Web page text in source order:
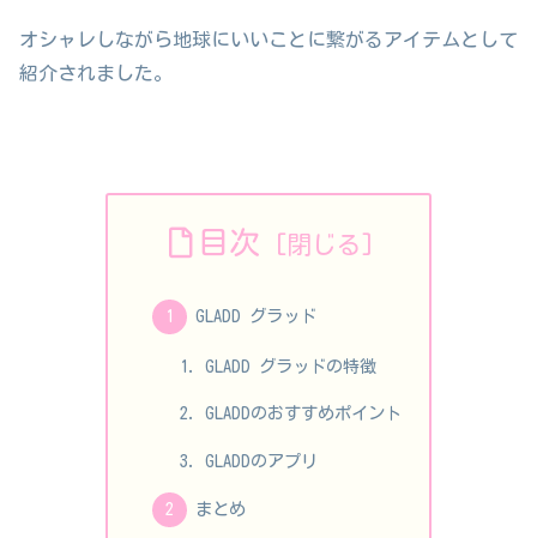
オシャレしながら地球にいいことに繋がるアイテムとして
紹介されました。
目次
GLADD グラッド
GLADD グラッドの特徴
GLADDのおすすめポイント
GLADDのアプリ
まとめ